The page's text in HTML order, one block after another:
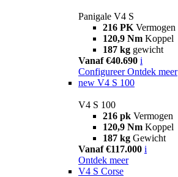
Panigale V4 S
216 PK Vermogen
120,9 Nm Koppel
187 kg gewicht
Vanaf €40.690 i
Configureer Ontdek meer
new V4 S 100
V4 S 100
216 pk Vermogen
120,9 Nm Koppel
187 kg Gewicht
Vanaf €117.000 i
Ontdek meer
V4 S Corse